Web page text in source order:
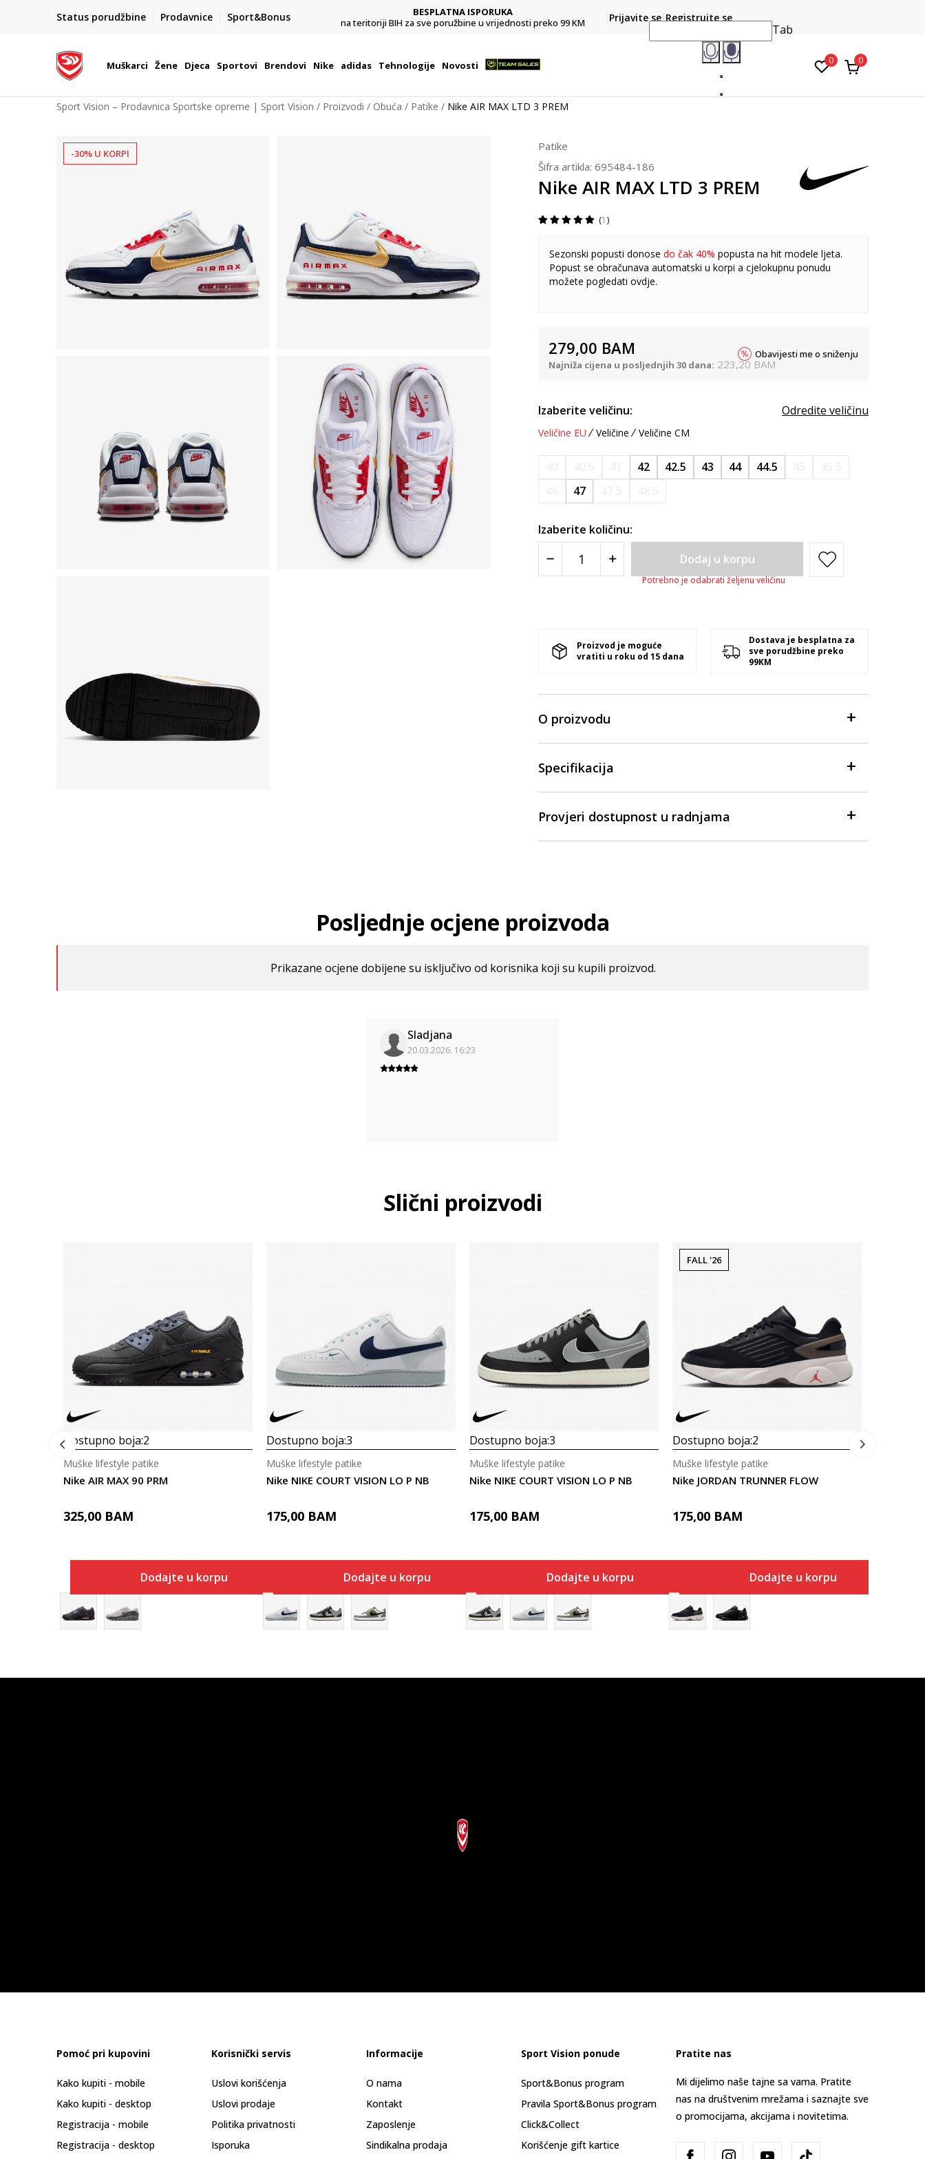
Status porudžbine Prodavnice Sport&Bonus
POZOVITE NAS NA : 055/490-400
Pon-Pet od 9h - 16h
BESPLATNA ISPORUKA
na teritoriji BIH za sve poružbine u vrijednosti preko 99 KM
Platite karticom online i preuzmite u prodavnici po vašem
Prijavite se Registrujte se
Muškarci Žene Djeca Sportovi Brendovi Nike adidas Tehnologije Novosti
Tab
0 0
Sport Vision – Prodavnica Sportske opreme | Sport Vision Proizvodi Obuća Patike Nike AIR MAX LTD 3 PREM
-30% U KORPI
Patike
Šifra artikla: 695484-186
Nike AIR MAX LTD 3 PREM
1
Sezonski popusti donose do čak 40% popusta na hit modele ljeta.
Popust se obračunava automatski u korpi a cjelokupnu ponudu
možete pogledati ovdje.
279,00 BAM
Najniža cijena u posljednjih 30 dana: 223,20 BAM
Obavijesti me o sniženju
Izaberite veličinu: Odredite veličinu
Veličine EU Veličine Veličine CM
42 42.5 43 44 44.5
47
Izaberite količinu:
Dodaj u korpu
Potrebno je odabrati željenu veličinu
Proizvod je moguće
vratiti u roku od 15 dana
Dostava je besplatna za
sve porudžbine preko
99KM
O proizvodu
Specifikacija
Provjeri dostupnost u radnjama
Posljednje ocjene proizvoda
Prikazane ocjene dobijene su isključivo od korisnika koji su kupili proizvod.
Sladjana
20.03.2026. 16:23
Slični proizvodi
Dostupno boja:2
Nike AIR MAX 90 PRM
Muške lifestyle patike
325,00 BAM
Dodajte u korpu
Dostupno boja:3
Nike NIKE COURT VISION LO P NB
Muške lifestyle patike
175,00 BAM
Dodajte u korpu
Dostupno boja:3
Nike NIKE COURT VISION LO P NB
Muške lifestyle patike
175,00 BAM
Dodajte u korpu
FALL '26
Dostupno boja:2
Nike JORDAN TRUNNER FLOW
Muške lifestyle patike
175,00 BAM
Dodajte u korpu
Pomoć pri kupovini
Kako kupiti - mobile
Kako kupiti - desktop
Registracija - mobile
Registracija - desktop
Korisnički servis
Uslovi korišćenja
Uslovi prodaje
Politika privatnosti
Isporuka
Informacije
O nama
Kontakt
Zaposlenje
Sindikalna prodaja
Sport Vision ponude
Sport&Bonus program
Pravila Sport&Bonus program
Click&Collect
Korišćenje gift kartice
Pratite nas
Mi dijelimo naše tajne sa vama. Pratite
nas na društvenim mrežama i saznajte sve
o promocijama, akcijama i novitetima.